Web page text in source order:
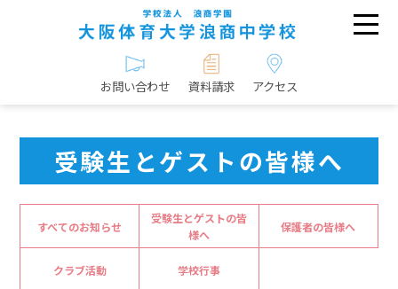
お問い合わせ 資料請求 アクセス
受験生とゲストの皆様へ
すべてのお知らせ
受験生とゲストの皆
様へ
保護者の皆様へ
クラブ活動 学校行事